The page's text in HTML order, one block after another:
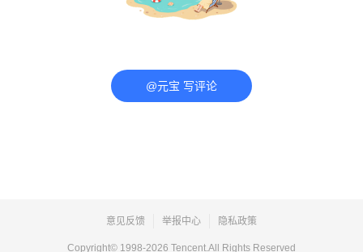
@元宝 写评论
意见反馈 举报中心 隐私政策
Copyright© 1998-2026 Tencent.All Rights Reserved